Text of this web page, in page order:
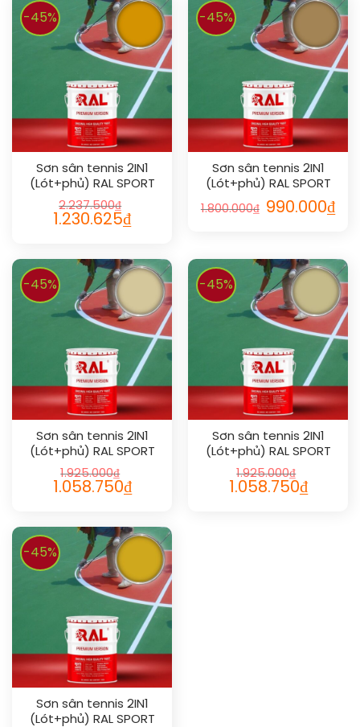
-45%
Sơn sân tennis 2IN1
(Lót+phủ) RAL SPORT
2IN1 1007
2.237.500₫
1.230.625₫
-45%
Sơn sân tennis 2IN1
(Lót+phủ) RAL SPORT
2IN1 1011
1.800.000₫ 990.000₫
-45%
Sơn sân tennis 2IN1
(Lót+phủ) RAL SPORT
2IN1 1014
1.925.000₫
1.058.750₫
-45%
Sơn sân tennis 2IN1
(Lót+phủ) RAL SPORT
2IN1 1000
1.925.000₫
1.058.750₫
-45%
Sơn sân tennis 2IN1
(Lót+phủ) RAL SPORT